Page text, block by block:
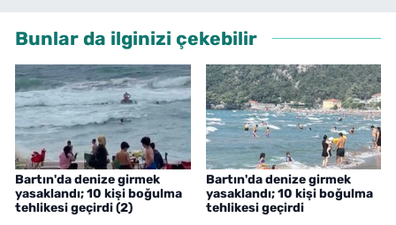
Bunlar da ilginizi çekebilir
Bartın'da denize girmek
yasaklandı; 10 kişi boğulma
tehlikesi geçirdi (2)
Bartın'da denize girmek
yasaklandı; 10 kişi boğulma
tehlikesi geçirdi